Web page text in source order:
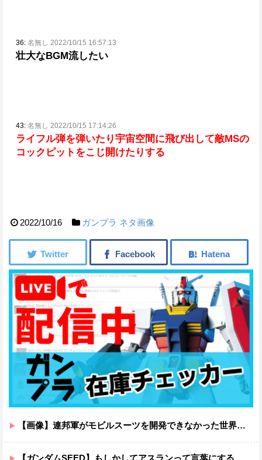
36: 名無し 2022/10/15 16:57:13
壮大なBGM流したい
43: 名無し 2022/10/15 17:14:26
ライフル弾を弾いたり宇宙空間に飛び出して敵MSの
コックピットをこじ開けたりする
2022/10/16 ガンプラ ネタ画像
【画像】連邦軍がモビルスーツを開発できなかった世界線のガンダムｗｗｗｗｗｗｗ
【ガンダムSEED】もしかしてアスランって言葉にするのが下手なだけでめっちゃいい人なのでは？